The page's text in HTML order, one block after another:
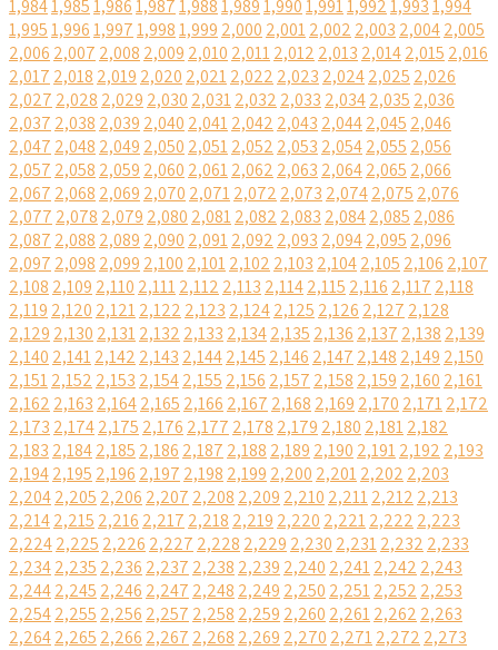
1,9841,9851,9861,9871,9881,9891,9901,9911,9921,9931,994
1,9951,9961,9971,9981,999 2,000 2,0012,002 2,003 2,0042,005
2,006 2,007 2,008 2,009 2,010 2,0112,012 2,013 2,0142,015 2,016
2,017 2,018 2,019 2,020 2,0212,022 2,023 2,0242,025 2,026
2,027 2,028 2,029 2,030 2,0312,032 2,033 2,0342,035 2,036
2,037 2,038 2,039 2,040 2,0412,042 2,043 2,0442,045 2,046
2,047 2,048 2,049 2,050 2,0512,052 2,053 2,0542,055 2,056
2,057 2,058 2,059 2,060 2,0612,062 2,063 2,0642,065 2,066
2,067 2,068 2,069 2,070 2,0712,072 2,073 2,0742,075 2,076
2,077 2,078 2,079 2,080 2,0812,082 2,083 2,0842,085 2,086
2,087 2,088 2,089 2,090 2,0912,092 2,093 2,0942,095 2,096
2,097 2,098 2,099 2,100 2,1012,102 2,103 2,1042,105 2,106 2,107
2,108 2,109 2,110 2,1112,112 2,113 2,1142,115 2,116 2,117 2,118
2,119 2,120 2,1212,122 2,123 2,1242,125 2,126 2,127 2,128
2,129 2,130 2,1312,132 2,133 2,1342,135 2,136 2,137 2,138 2,139
2,140 2,1412,142 2,143 2,1442,145 2,146 2,147 2,148 2,149 2,150
2,1512,152 2,153 2,1542,155 2,156 2,157 2,158 2,159 2,160 2,161
2,162 2,163 2,1642,165 2,166 2,167 2,168 2,169 2,170 2,1712,172
2,173 2,1742,175 2,176 2,177 2,178 2,179 2,180 2,1812,182
2,183 2,1842,185 2,186 2,187 2,188 2,189 2,190 2,1912,192 2,193
2,1942,195 2,196 2,197 2,198 2,199 2,200 2,2012,202 2,203
2,2042,205 2,206 2,207 2,208 2,209 2,210 2,2112,212 2,213
2,2142,215 2,216 2,217 2,218 2,219 2,220 2,2212,222 2,223
2,2242,225 2,226 2,227 2,228 2,229 2,230 2,2312,232 2,233
2,2342,235 2,236 2,237 2,238 2,239 2,240 2,2412,242 2,243
2,2442,245 2,246 2,247 2,248 2,249 2,250 2,2512,252 2,253
2,2542,255 2,256 2,257 2,258 2,259 2,260 2,2612,262 2,263
2,2642,265 2,266 2,267 2,268 2,269 2,270 2,2712,272 2,273